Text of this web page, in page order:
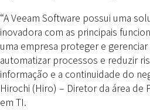
“A Veeam Software possui uma
inovadora com as principais
uma empresa proteger e
automatizar processos e reduzir
informação e a continuidade do
Hirochi (Hiro) – Diretor da área de
em TI.